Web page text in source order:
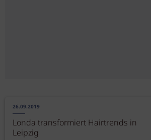
26.09.2019
Londa transformiert Hairtrends in
Leipzig